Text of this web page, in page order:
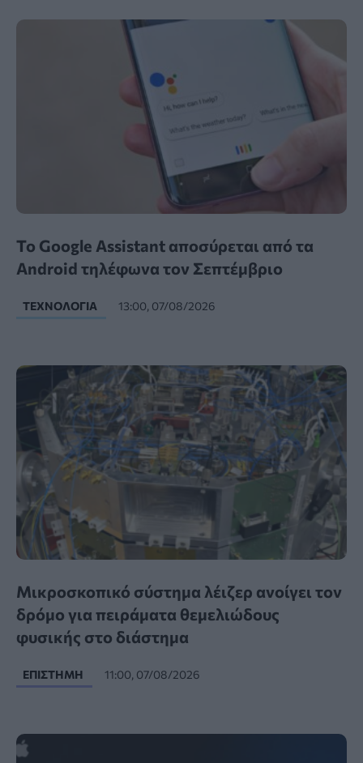
Το Google Assistant αποσύρεται από τα
Android τηλέφωνα τον Σεπτέμβριο
ΤΕΧΝΟΛΟΓΊΑ 13:00, 07/08/2026
Μικροσκοπικό σύστημα λέιζερ ανοίγει τον
δρόμο για πειράματα θεμελιώδους
φυσικής στο διάστημα
ΕΠΙΣΤΉΜΗ 11:00, 07/08/2026